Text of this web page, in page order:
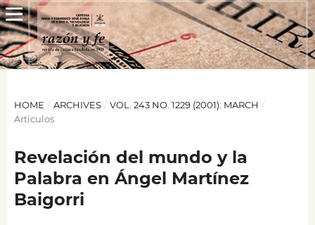
HOME / ARCHIVES / VOL. 243 NO. 1229 (2001): MARCH /
Artículos
Revelación del mundo y la
Palabra en Ángel Martínez
Baigorri